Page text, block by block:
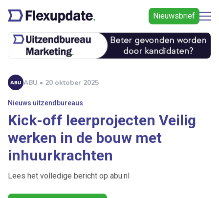
Nieuwsbrief
ABU • 20 oktober 2025
Nieuws uitzendbureaus
Kick-off leerprojecten Veilig
werken in de bouw met
inhuurkrachten
Lees het volledige bericht op abu.nl